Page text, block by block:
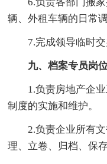
辆、外租车辆的日常
7.完成领导临时交
九、档案专员岗
1.负责房地产企业
制度的实施和维护。
2.负责企业所有文
理、立卷、归档、保